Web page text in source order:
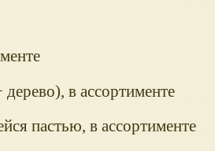
в ассортименте
пастью, в ассортименте